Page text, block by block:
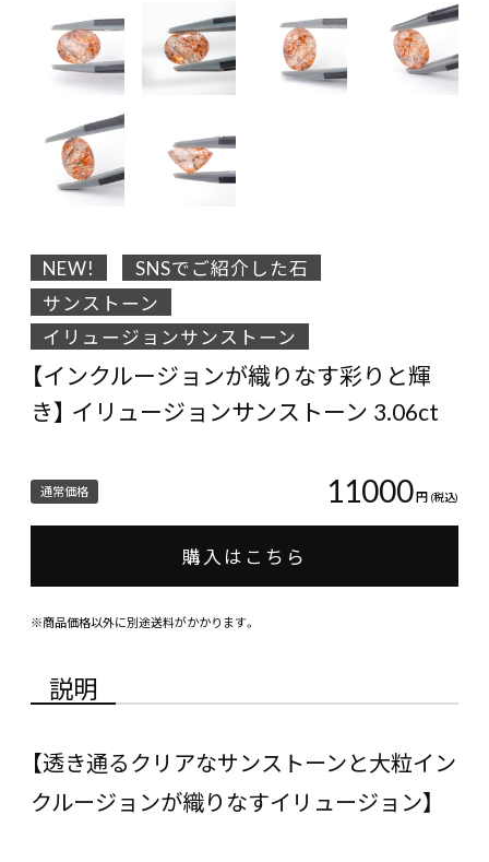
NEW!
SNSでご紹介した石
サンストーン
イリュージョンサンストーン
【インクルージョンが織りなす彩りと輝
き】 イリュージョンサンストーン 3.06ct
通常価格 11000円 (税込)
購入はこちら
※商品価格以外に別途送料がかかります。
説明
【透き通るクリアなサンストーンと大粒イン
クルージョンが織りなすイリュージョン】